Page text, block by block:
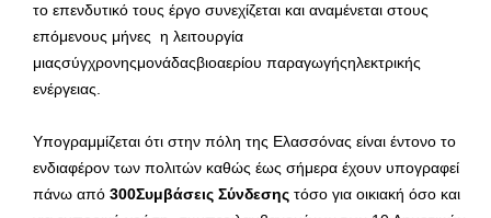
το επενδυτικό τους έργο συνεχίζεται και αναμένεται στους
επόμενους μήνες η λειτουργία
μιαςσύγχρονηςμονάδαςβιοαερίου παραγωγήςηλεκτρικής
ενέργειας.
Υπογραμμίζεται ότι στην πόλη της Ελασσόνας είναι έντονο το
ενδιαφέρον των πολιτών καθώς έως σήμερα έχουν υπογραφεί
πάνω από 300Συμβάσεις Σύνδεσης τόσο για οικιακή όσο και